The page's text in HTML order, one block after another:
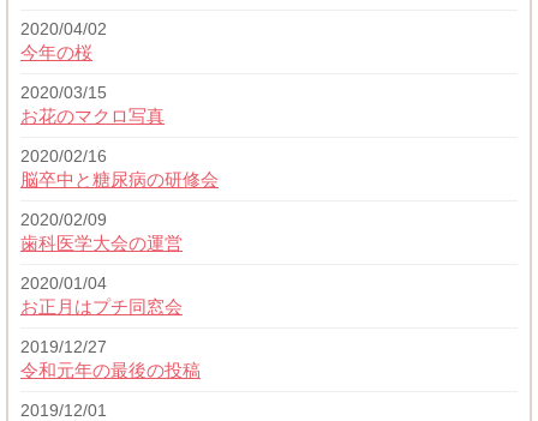
2020/04/02
今年の桜
2020/03/15
お花のマクロ写真
2020/02/16
脳卒中と糖尿病の研修会
2020/02/09
歯科医学大会の運営
2020/01/04
お正月はプチ同窓会
2019/12/27
令和元年の最後の投稿
2019/12/01